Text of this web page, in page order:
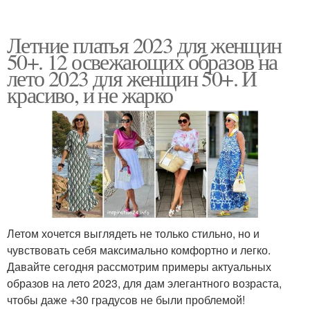
Летние платья 2023 для женщин
50+. 12 освежающих образов на
лето 2023 для женщин 50+. И
красиво, и не жарко
Летом хочется выглядеть не только стильно, но и
чувствовать себя максимально комфортно и легко.
Давайте сегодня рассмотрим примеры актуальных
образов на лето 2023, для дам элегантного возраста,
чтобы даже +30 градусов не были проблемой!